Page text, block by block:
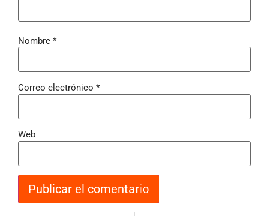
Nombre *
Correo electrónico *
Web